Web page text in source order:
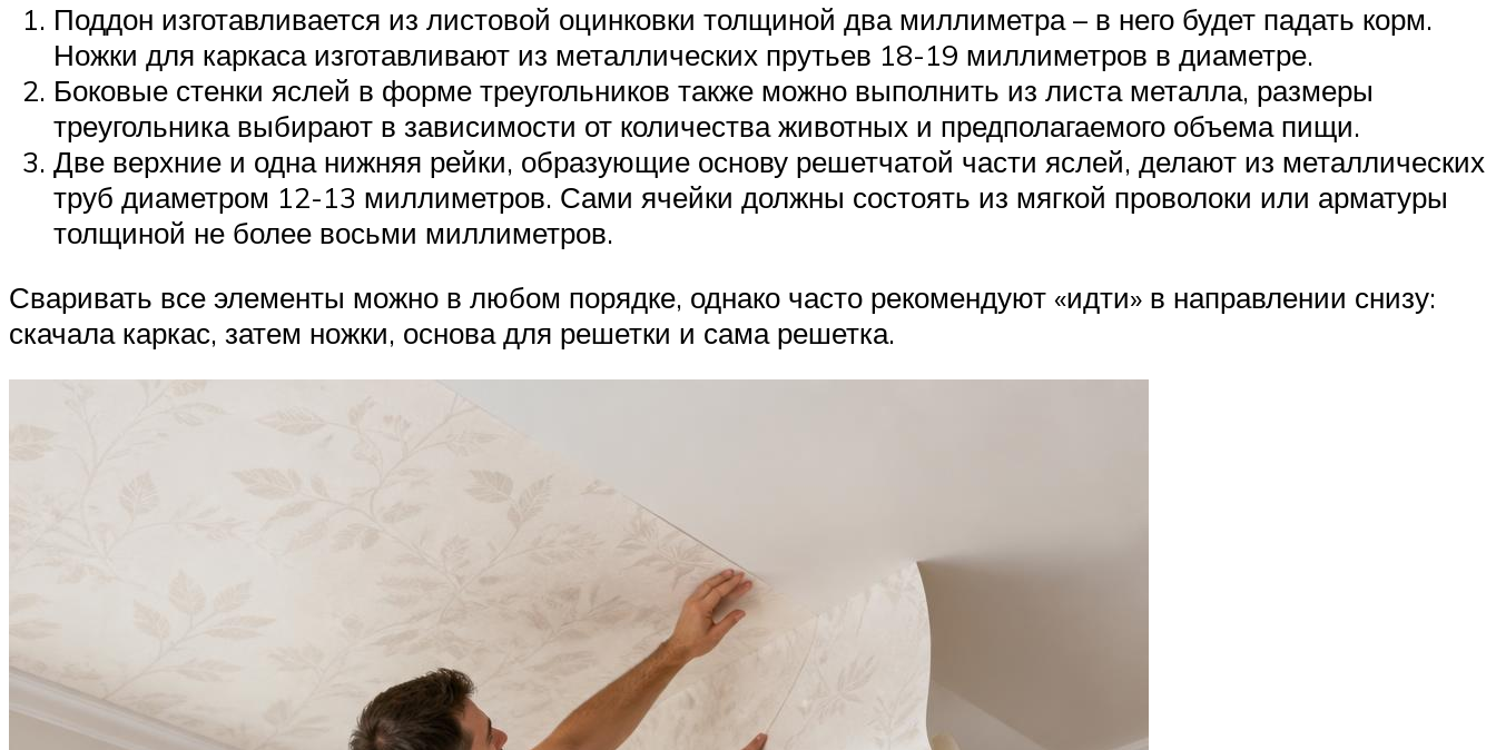
Поддон изготавливается из листовой оцинковки толщиной два миллиметра – в него будет падать корм.
Ножки для каркаса изготавливают из металлических прутьев 18-19 миллиметров в диаметре.
Боковые стенки яслей в форме треугольников также можно выполнить из листа металла, размеры
треугольника выбирают в зависимости от количества животных и предполагаемого объема пищи.
Две верхние и одна нижняя рейки, образующие основу решетчатой части яслей, делают из металлических
труб диаметром 12-13 миллиметров. Сами ячейки должны состоять из мягкой проволоки или арматуры
толщиной не более восьми миллиметров.
Сваривать все элементы можно в любом порядке, однако часто рекомендуют «идти» в направлении снизу:
скачала каркас, затем ножки, основа для решетки и сама решетка.